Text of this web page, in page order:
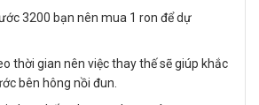
3200 bạn nên mua 1 ron để dự
thời gian nên việc thay thế sẽ giúp khắc
bên hông nồi đun.